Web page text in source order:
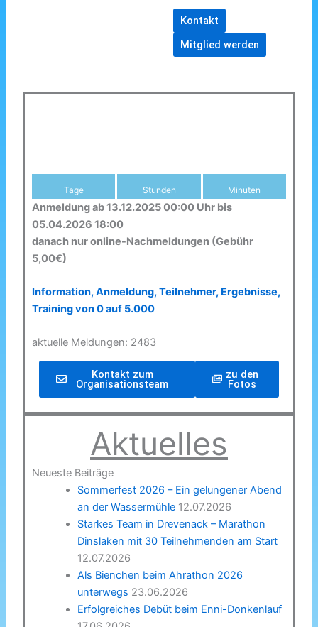
Kontakt
Mitglied werden
Tage Stunden Minuten
Anmeldung ab 13.12.2025 00:00 Uhr bis
05.04.2026 18:00
danach nur online-Nachmeldungen (Gebühr
5,00€)
Information, Anmeldung, Teilnehmer, Ergebnisse,
Training von 0 auf 5.000
aktuelle Meldungen: 2483
Kontakt zum
Organisationsteam
zu den
Fotos
Aktuelles
Neueste Beiträge
Sommerfest 2026 – Ein gelungener Abend
an der Wassermühle 12.07.2026
Starkes Team in Drevenack – Marathon
Dinslaken mit 30 Teilnehmenden am Start
12.07.2026
Als Bienchen beim Ahrathon 2026
unterwegs 23.06.2026
Erfolgreiches Debüt beim Enni-Donkenlauf